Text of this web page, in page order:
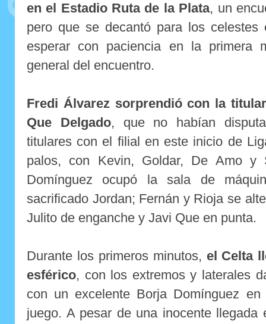
en el Estadio Ruta de la Plata, un
pero que se decantó para los celestes
esperar con paciencia en la primera
general del encuentro.
Fredi Álvarez sorprendió con la
Que Delgado, que no habían
titulares con el filial en este inicio de
palos, con Kevin, Goldar, De Amo y
Domínguez ocupó la sala de
sacrificado Jordan; Fernán y Rioja se
Julito de enganche y Javi Que en punta.
Durante los primeros minutos, el Celta
esférico, con los extremos y laterales
con un excelente Borja Domínguez
juego. A pesar de una inocente